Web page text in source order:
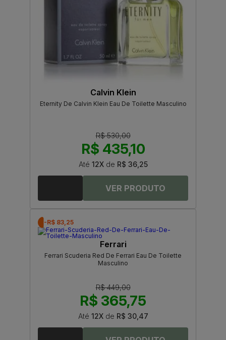
Calvin Klein
Eternity De Calvin Klein Eau De Toilette Masculino
R$ 530,00
R$ 435,10
Até 12Xde R$ 36,25
-R$ 83,25
Ferrari
Ferrari Scuderia Red De Ferrari Eau De Toilette
Masculino
R$ 449,00
R$ 365,75
Até 12Xde R$ 30,47